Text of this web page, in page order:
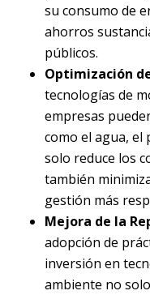
su consumo de
ahorros
públicos.
Optimización
tecnologías de
empresas
como el agua, el
solo reduce los
también
gestión más
Mejora de la
adopción de
inversión en
ambiente no